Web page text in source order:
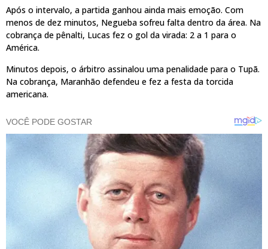
Após o intervalo, a partida ganhou ainda mais emoção. Com
menos de dez minutos, Negueba sofreu falta dentro da área. Na
cobrança de pênalti, Lucas fez o gol da virada: 2 a 1 para o
América.
Minutos depois, o árbitro assinalou uma penalidade para o Tupã.
Na cobrança, Maranhão defendeu e fez a festa da torcida
americana.